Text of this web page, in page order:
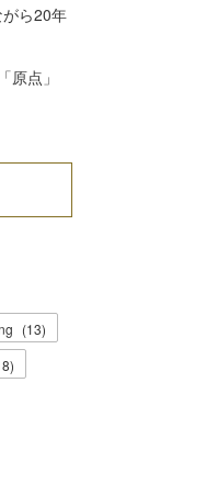
ら20年
原点」
(13)
)